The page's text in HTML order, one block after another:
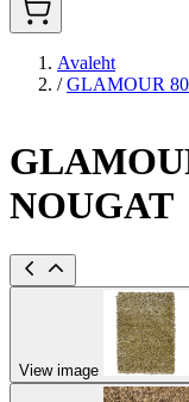
Avaleht
/ GLAMOUR
NOUGAT
View image